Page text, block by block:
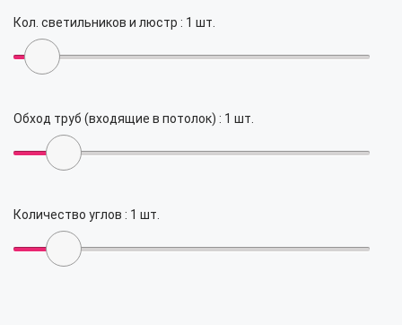
Кол. светильников и люстр : 1 шт.
Обход труб (входящие в потолок) : 1 шт.
Количество углов : 1 шт.